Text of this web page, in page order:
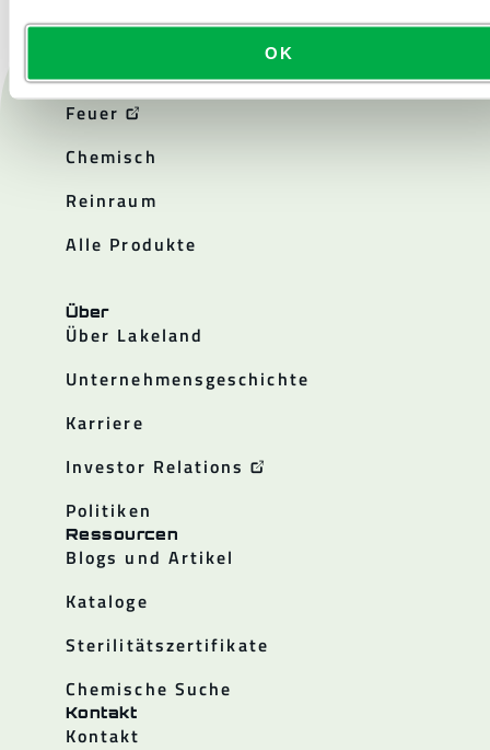
OK
Produkte
Feuer
Chemisch
Reinraum
Alle Produkte
Über
Über Lakeland
Unternehmensgeschichte
Karriere
Investor Relations
Politiken
Ressourcen
Blogs und Artikel
Kataloge
Sterilitätszertifikate
Chemische Suche
Kontakt
Kontakt